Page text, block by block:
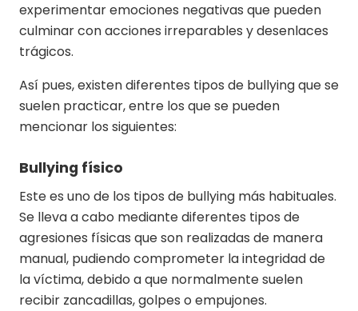
experimentar emociones negativas que pueden
culminar con acciones irreparables y desenlaces
trágicos.
Así pues, existen diferentes tipos de bullying que se
suelen practicar, entre los que se pueden
mencionar los siguientes:
Bullying físico
Este es uno de los tipos de bullying más habituales.
Se lleva a cabo mediante diferentes tipos de
agresiones físicas que son realizadas de manera
manual, pudiendo comprometer la integridad de
la víctima, debido a que normalmente suelen
recibir zancadillas, golpes o empujones.